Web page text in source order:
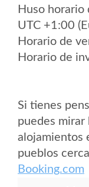
Huso horario
UTC +1:00
Horario de
Horario de
Si tienes
puedes mirar
alojamientos
pueblos
Booking.com